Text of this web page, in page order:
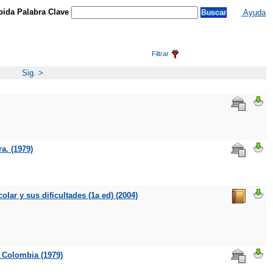
Palabra Clave Ayuda
Filtrar
Sig. >
(1979)
y sus dificultades (1a ed) (2004)
(1979)